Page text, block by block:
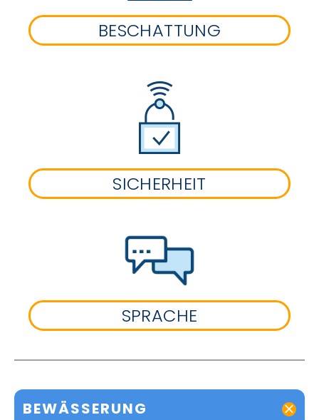
BESCHATTUNG
SICHERHEIT
SPRACHE
BEWÄSSERUNG